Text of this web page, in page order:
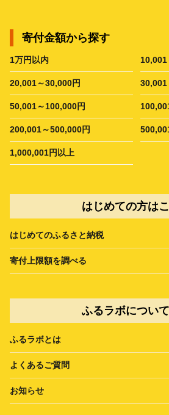
寄付金額から探す
1万円以内 10,001
20,001～30,000円 30,001
50,001～100,000円
200,001～500,000円
1,000,001円以上
はじめての方は
はじめてのふるさと納税
寄付上限額を調べる
ふるラボについ
ふるラボとは
よくあるご質問
お知らせ